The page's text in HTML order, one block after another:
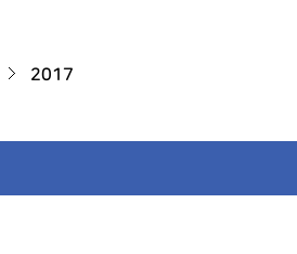
2017